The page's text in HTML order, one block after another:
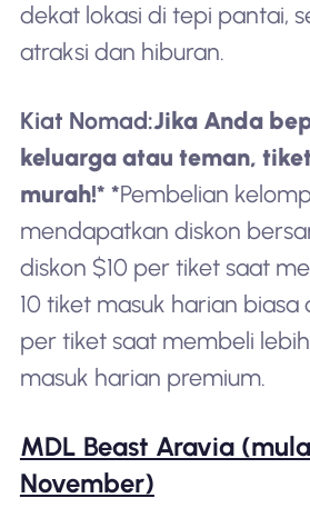
dekat lokasi di tepi pantai,
atraksi dan hiburan.
Kiat Nomad:Jika Anda
keluarga atau teman,
murah!* *Pembelian
mendapatkan diskon
diskon $10 per tiket saat
10 tiket masuk harian biasa
per tiket saat membeli
masuk harian premium.
MDL Beast Aravia
November)